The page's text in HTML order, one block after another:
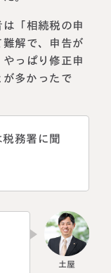
「相続税の申
解で、申告が
っぱり修正申
多かったで
務署に聞